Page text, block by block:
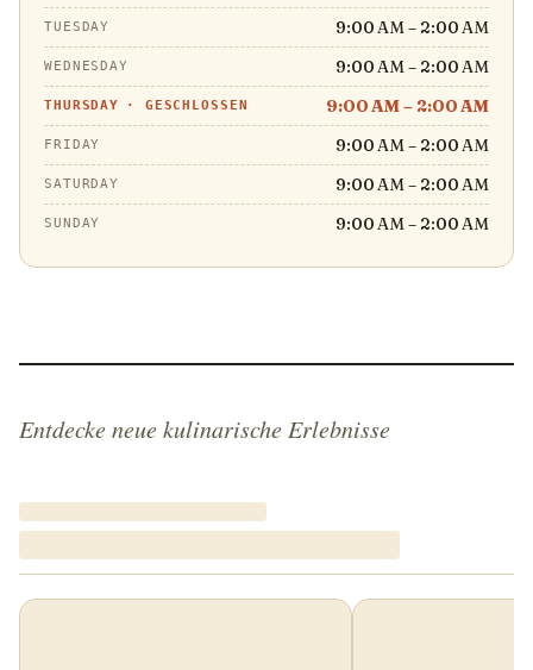
TUESDAY 9:00 AM – 2:00 AM
WEDNESDAY 9:00 AM – 2:00 AM
THURSDAY · GESCHLOSSEN 9:00 AM – 2:00 AM
FRIDAY 9:00 AM – 2:00 AM
SATURDAY 9:00 AM – 2:00 AM
SUNDAY 9:00 AM – 2:00 AM
Entdecke neue kulinarische Erlebnisse